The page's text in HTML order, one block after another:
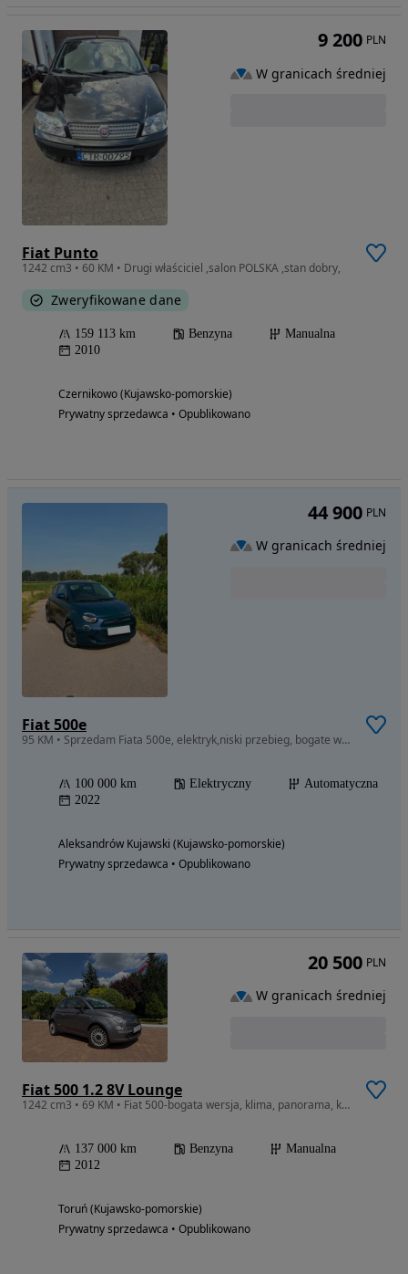
Fiat Punto
1242 cm3 • 60 KM • Drugi właściciel ,salon POLSKA ,stan dobry,
Zweryfikowane dane
159 113 km Benzyna
Manualna
2010
Czernikowo (Kujawsko-pomorskie)
Prywatny sprzedawca • Opublikowano
9 200 PLN
W granicach średniej
Fiat 500e
95 KM • Sprzedam Fiata 500e, elektryk,niski przebieg, bogate wyposazenie
100 000 km Elektryczny
Automatyczna
2022
Aleksandrów Kujawski (Kujawsko-pomorskie)
Prywatny sprzedawca • Opublikowano
44 900 PLN
W granicach średniej
Fiat 500 1.2 8V Lounge
1242 cm3 • 69 KM • Fiat 500-bogata wersja, klima, panorama, komplet opon
137 000 km Benzyna
Manualna
2012
Toruń (Kujawsko-pomorskie)
Prywatny sprzedawca • Opublikowano
20 500 PLN
W granicach średniej